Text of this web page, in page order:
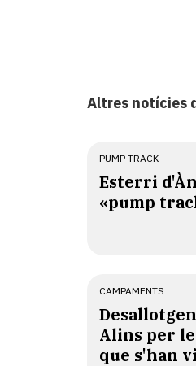
Altres notícies
PUMP TRACK
Esterri
«pump
CAMPAMENTS
Alins per
que s'han